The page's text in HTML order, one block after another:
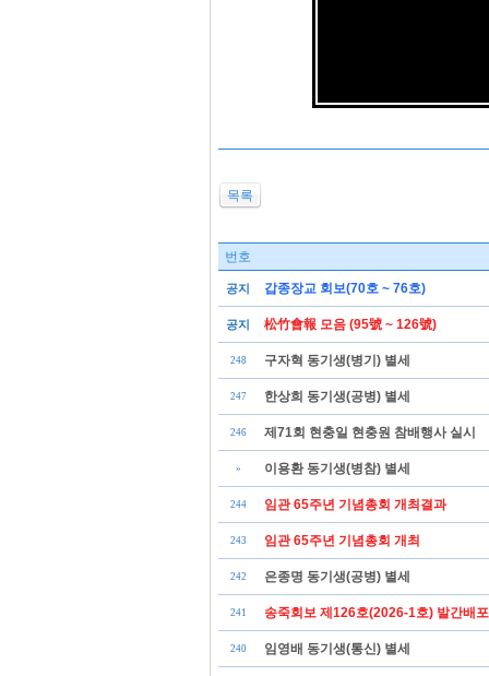
목록
번호
공지 갑종장교 회보(70호 ~ 76호)
공지 松竹會報 모음 (95號 ~ 126號)
248 구자혁 동기생(병기) 별세
247 한상희 동기생(공병) 별세
246 제71회 현충일 현충원 참배행사 실시
» 이용환 동기생(병참) 별세
244 임관 65주년 기념총회 개최결과
243 임관 65주년 기념총회 개최
242 은종명 동기생(공병) 별세
241 송죽회보 제126호(2026-1호) 발간배포
240 임영배 동기생(통신) 별세